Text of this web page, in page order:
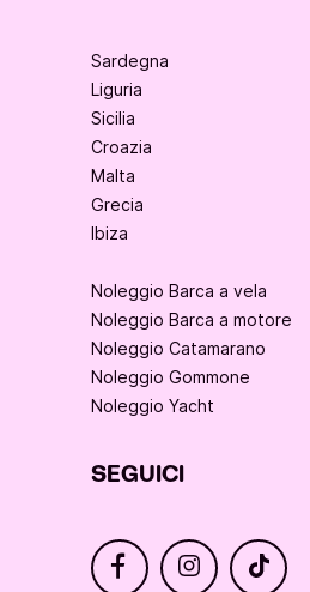
Sardegna
Liguria
Sicilia
Croazia
Malta
Grecia
Ibiza
Noleggio Barca a vela
Noleggio Barca a motore
Noleggio Catamarano
Noleggio Gommone
Noleggio Yacht
SEGUICI